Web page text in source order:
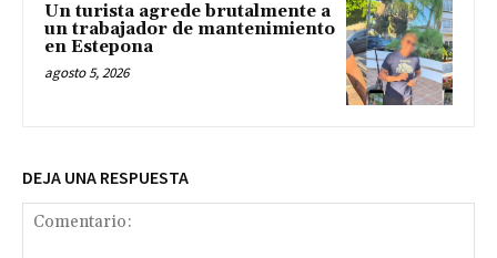
Un turista agrede brutalmente a
un trabajador de mantenimiento
en Estepona
agosto 5, 2026
DEJA UNA RESPUESTA